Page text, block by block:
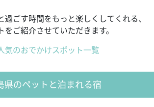
過ごす時間をもっと楽しくしてくれる、
ご紹介させていただきます。
気のおでかけスポット一覧
県のペットと泊まれる宿